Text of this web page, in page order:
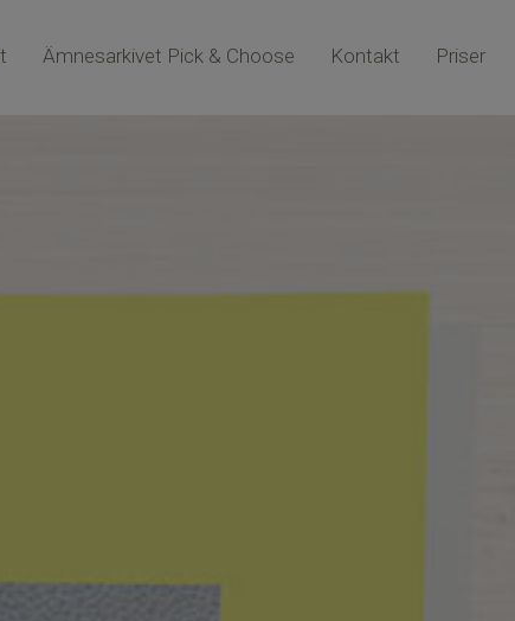
Ämnesarkivet Pick & Choose Kontakt Priser